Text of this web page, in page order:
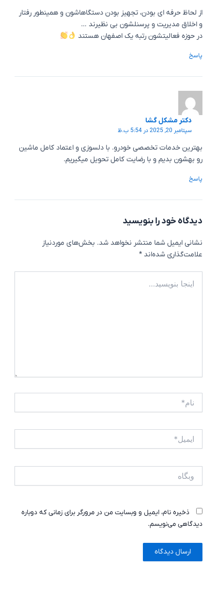
از لحاظ حرفه ای بودن، تجهیز بودن دستگاهاشون و همینطور رفتار
و اخلاق مدیریت و پرسنلشون بی نظیرند …
در حوزه فعالیتشون رتبه یک اصفهان هستند
پاسخ
دکتر مشکل گشا
سپتامبر 20, 2025 در 5:54 ب.ظ
بهترین خدمات تخصصی خودرو. با دلسوزی و اعتماد کامل ماشین
رو بهشون بدیم و با رضایت کامل تحویل میگیریم.
پاسخ
دیدگاه‌ خود را بنویسید
نشانی ایمیل شما منتشر نخواهد شد. بخش‌های موردنیاز
علامت‌گذاری شده‌اند *
بنویسید…
ذخیره نام، ایمیل و وبسایت من در مرورگر برای زمانی که دوباره
دیدگاهی می‌نویسم.